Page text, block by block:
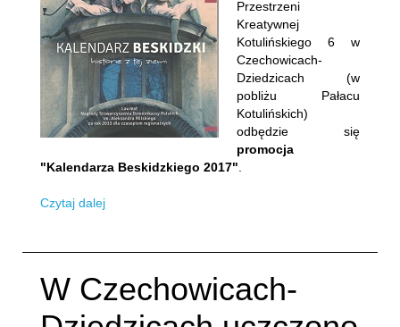
Przestrzeni
Kreatywnej
Kotulińskiego 6 w
Czechowicach-
Dziedzicach (w
pobliżu Pałacu
Kotulińskich)
odbędzie się
promocja
"Kalendarza Beskidzkiego 2017".
Czytaj dalej
W Czechowicach-